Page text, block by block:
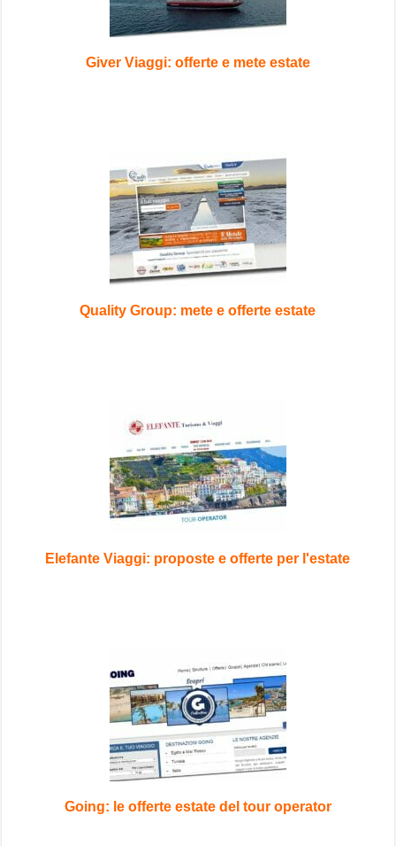
Giver Viaggi: offerte e mete estate
Quality Group: mete e offerte estate
Elefante Viaggi: proposte e offerte per l'estate
Going: le offerte estate del tour operator